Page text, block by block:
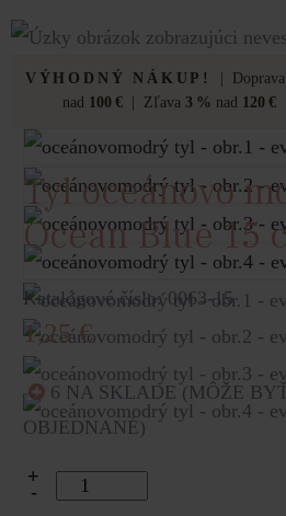
VÝHODNÝ NÁKUP! | Doprava
nad 100 €| Zľava 3 % nad 120 €|
Tyl oceánovo
Ocean Blue 15
Katalógové číslo: 0063-15
1,25€
6 NA SKLADE (MÔŽE
OBJEDNANÉ)
-
+